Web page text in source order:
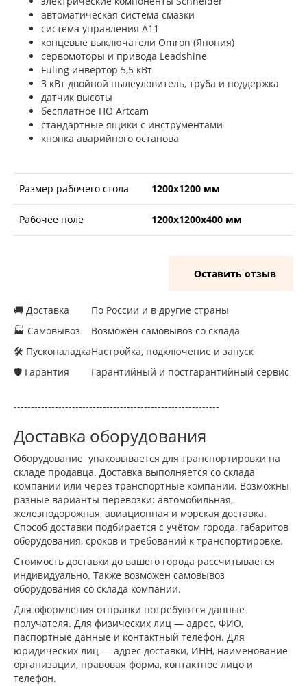
автоматическая система смазки
система управления А11
концевые выключатели Omron (Япония)
сервомоторы и привода Leadshine
Fuling инвертор 5,5 кВт
3 кВт двойной пылеуловитель, труба и поддержка
датчик высоты
бесплатное ПО Artcam
стандартные ящики с инструментами
кнопка аварийного останова
Размер рабочего стола 1200х1200 мм
Рабочее поле 1200х1200х400 мм
Оставить отзыв
🚚 Доставка
🏭 Самовывоз
🛠 Пусконаладка
🛡 Гарантия
По России и в другие страны
Возможен самовывоз со склада
Настройка, подключение и запуск
Гарантийный и постгарантийный сервис
------------------------------------------------------------
Доставка оборудования
Оборудование упаковывается для транспортировки на
складе продавца. Доставка выполняется со склада
компании или через транспортные компании. Возможны
разные варианты перевозки: автомобильная,
железнодорожная, авиационная и морская доставка.
Способ доставки подбирается с учётом города, габаритов
оборудования, сроков и требований к транспортировке.
Стоимость доставки до вашего города рассчитывается
индивидуально. Также возможен самовывоз
оборудования со склада компании.
Для оформления отправки потребуются данные
получателя. Для физических лиц — адрес, ФИО,
паспортные данные и контактный телефон. Для
юридических лиц — адрес доставки, ИНН, наименование
организации, правовая форма, контактное лицо и
телефон.